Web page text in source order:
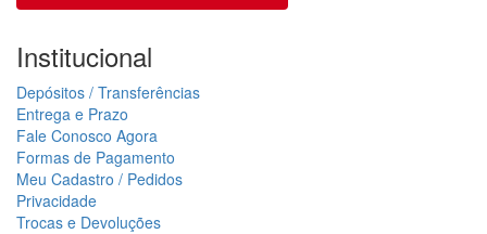
Institucional
Depósitos / Transferências
Entrega e Prazo
Fale Conosco Agora
Formas de Pagamento
Meu Cadastro / Pedidos
Privacidade
Trocas e Devoluções